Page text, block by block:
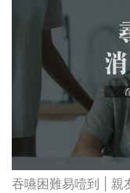
吞嚥困難易噎到 | 親